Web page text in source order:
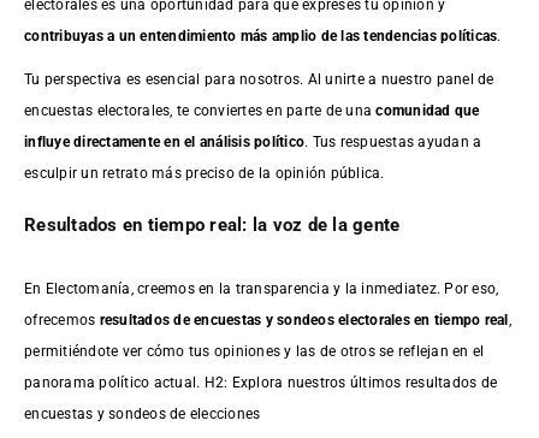
electorales es una oportunidad para que expreses tu opinión y
contribuyas a un entendimiento más amplio de las tendencias políticas.
Tu perspectiva es esencial para nosotros. Al unirte a nuestro panel de
encuestas electorales, te conviertes en parte de unacomunidad que
influye directamente en el análisis político. Tus respuestas ayudan a
esculpir un retrato más preciso de la opinión pública.
Resultados en tiempo real: la voz de la gente
En Electomanía, creemos en la transparencia y la inmediatez. Por eso,
ofrecemos resultados deencuestas y sondeos electorales en tiempo real
permitiéndote ver cómo tus opiniones y las de otros se reflejan en el
panorama político actual. H2: Explora nuestros últimos resultados de
encuestas y sondeos de elecciones